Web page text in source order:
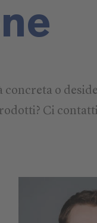
concreta o
Ci